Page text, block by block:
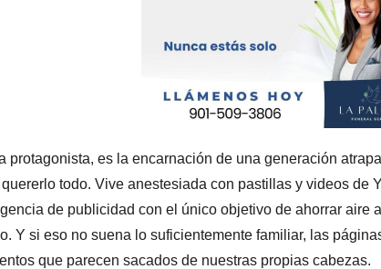
protagonista, es la encarnación de una generación
todo. Vive anestesiada con pastillas y videos de
de publicidad con el único objetivo de ahorrar aire
Y si eso no suena lo suficientemente familiar, las
que parecen sacados de nuestras propias cabezas.